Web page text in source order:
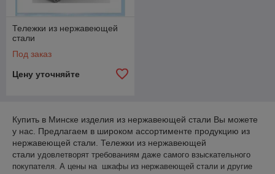
Тележки из нержавеющей
стали
Под заказ
Цену уточняйте
Купить в Минске изделия из нержавеющей стали Вы можете
у нас. Предлагаем в широком ассортименте продукцию из
нержавеющей стали. Тележки из нержавеющей
стали удовлетворят требованиям даже самого взыскательного
покупателя. А цены на шкафы из нержавеющей стали и другие